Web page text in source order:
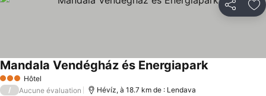
Partager
3 ÉtoilesHôtel
Mandala Vendégház és Energiapark
/ Aucune évaluation Hévíz, à 18.7 km de : Lendava